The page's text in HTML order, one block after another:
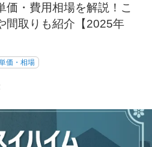
価・費用相場を解説！こ
間取りも紹介【2025年
価・相場